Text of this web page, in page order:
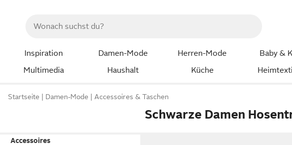
Inspiration Damen-Mode Herren-Mode Baby &
Multimedia
Haushalt Küche
Startseite Damen-Mode Accessoires & Taschen
Schwarze Damen
Accessoires